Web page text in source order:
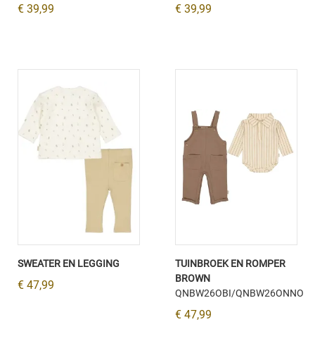
€ 39,99 € 39,99
SWEATER EN LEGGING
€ 47,99
TUINBROEK EN ROMPER
BROWN
QNBW26OBI/QNBW26ONNO
€ 47,99